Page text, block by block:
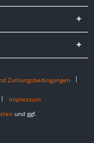
Zahlungsbedingungen
Impressum
und ggf.